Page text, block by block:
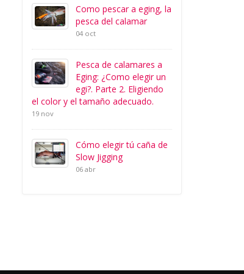
Como pescar a eging, la
pesca del calamar
04 oct
Pesca de calamares a
Eging: ¿Como elegir un
egi?. Parte 2. Eligiendo
el color y el tamaño adecuado.
19 nov
Cómo elegir tú caña de
Slow Jigging
06 abr